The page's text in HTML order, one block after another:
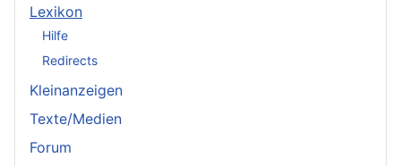
Lexikon
Hilfe
Redirects
Kleinanzeigen
Texte/Medien
Forum